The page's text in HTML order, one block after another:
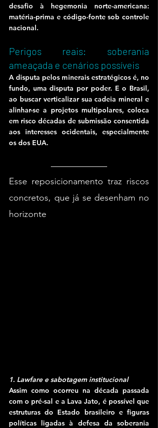
desafio à hegemonia norte-americana:
matéria-prima e código-fonte sob controle
nacional.
Perigos reais: soberania
ameaçada e cenários possíveis
A disputa pelos minerais estratégicos é, no
fundo, uma disputa por poder. E o Brasil,
ao buscar verticalizar sua cadeia mineral e
alinhar-se a projetos multipolares, coloca
em risco décadas de submissão consentida
aos interesses ocidentais, especialmente
os dos EUA.
Esse reposicionamento traz riscos
concretos, que já se desenham no
horizonte
1. Lawfare e sabotagem institucional
Assim como ocorreu na década passada
com o pré-sal e a Lava Jato, é possível que
estruturas do Estado brasileiro e figuras
políticas ligadas à defesa da soberania